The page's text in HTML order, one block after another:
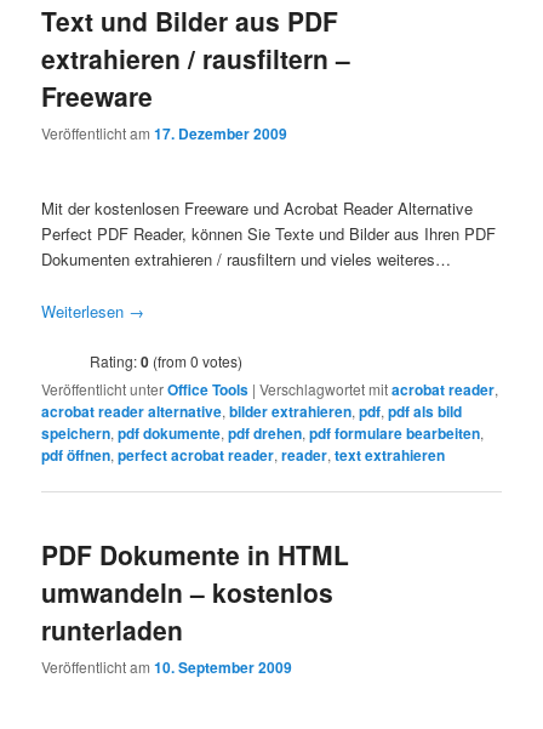
Text und Bilder aus PDF
extrahieren / rausfiltern –
Freeware
Veröffentlicht am17. Dezember 2009
Mit der kostenlosen Freeware und Acrobat Reader Alternative
Perfect PDF Reader, können Sie Texte und Bilder aus Ihren PDF
Dokumenten extrahieren / rausfiltern und vieles weiteres…
Weiterlesen →
Rating:0 (from 0 votes)
Veröffentlicht unterOffice Tools |Verschlagwortet mitacrobat reader,
acrobat reader alternative,bilder extrahieren,pdf,pdf als bild
speichern,pdf dokumente,pdf drehen,pdf formulare bearbeiten,
pdf öffnen,perfect acrobat reader,reader,text extrahieren
PDF Dokumente in HTML
umwandeln – kostenlos
runterladen
Veröffentlicht am10. September 2009